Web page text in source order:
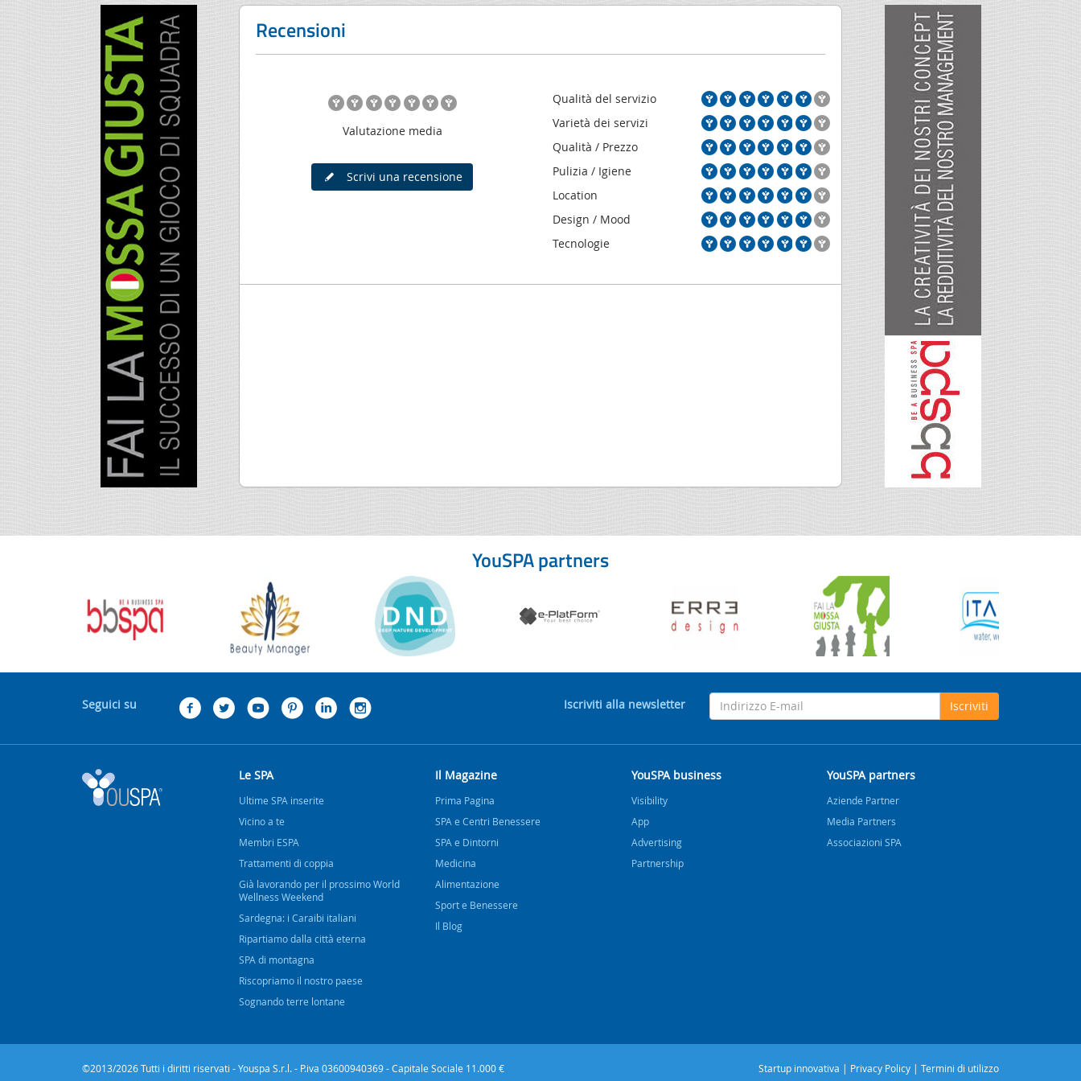
Recensioni
Valutazione media
Scrivi una recensione
Qualità del servizio
Varietà dei servizi
Qualità / Prezzo
Pulizia / Igiene
Location
Design / Mood
Tecnologie
YouSPA partners
Seguici su Iscriviti alla newsletter Iscriviti
Le SPA
Ultime SPA inserite
Vicino a te
Membri ESPA
Trattamenti di coppia
Già lavorando per il prossimo World
Wellness Weekend
Sardegna: i Caraibi italiani
Ripartiamo dalla città eterna
SPA di montagna
Riscopriamo il nostro paese
Sognando terre lontane
Il Magazine
Prima Pagina
SPA e Centri Benessere
SPA e Dintorni
Medicina
Alimentazione
Sport e Benessere
Il Blog
YouSPA business
Visibility
App
Advertising
Partnership
YouSPA partners
Aziende Partner
Media Partners
Associazioni SPA
©2013/2026 Tutti i diritti riservati - Youspa S.r.l. - P.iva 03600940369 - Capitale Sociale 11.000 € Startup innovativa | Privacy Policy | Termini di utilizzo